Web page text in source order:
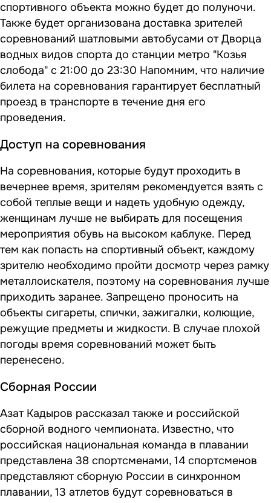
спортивного объекта можно будет до полуночи.
Также будет организована доставка зрителей
соревнований шатловыми автобусами от Дворца
водных видов спорта до станции метро "Козья
слобода" с 21:00 до 23:30 Напомним, что наличие
билета на соревнования гарантирует бесплатный
проезд в транспорте в течение дня его
проведения.
Доступ на соревнования
На соревнования, которые будут проходить в
вечернее время, зрителям рекомендуется взять с
собой теплые вещи и надеть удобную одежду,
женщинам лучше не выбирать для посещения
мероприятия обувь на высоком каблуке. Перед
тем как попасть на спортивный объект, каждому
зрителю необходимо пройти досмотр через рамку
металлоискателя, поэтому на соревнования лучше
приходить заранее. Запрещено проносить на
объекты сигареты, спички, зажигалки, колющие,
режущие предметы и жидкости. В случае плохой
погоды время соревнований может быть
перенесено.
Сборная России
Азат Кадыров рассказал также и российской
сборной водного чемпионата. Известно, что
российская национальная команда в плавании
представлена 38 спортсменами, 14 спортсменов
представляют сборную России в синхронном
плавании, 13 атлетов будут соревноваться в